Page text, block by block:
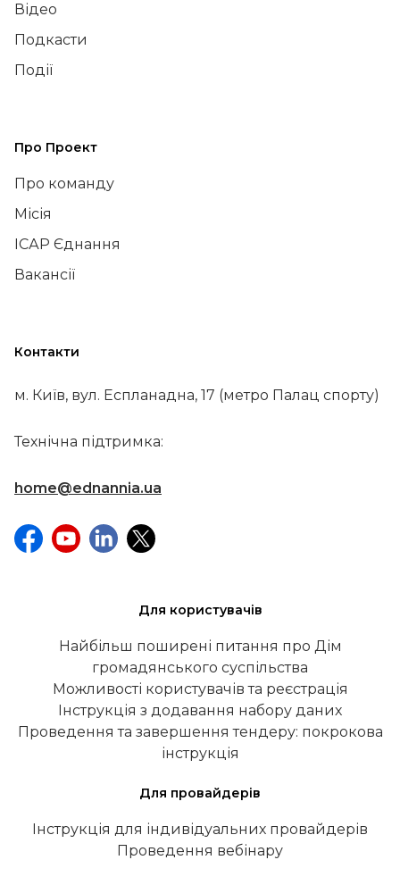
Відео
Подкасти
Події
Про Проект
Про команду
Місія
ІСАР Єднання
Вакансії
Контакти
м. Київ, вул. Еспланадна, 17 (метро Палац спорту)
Технічна підтримка:
home@ednannia.ua
Для користувачів
Найбільш поширені питання про Дім
громадянського суспільства
Можливості користувачів та реєстрація
Інструкція з додавання набору даних
Проведення та завершення тендеру: покрокова
інструкція
Для провайдерів
Інструкція для індивідуальних провайдерів
Проведення вебінару